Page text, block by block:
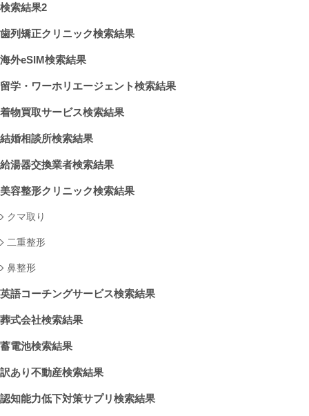
検索結果2
歯列矯正クリニック検索結果
海外eSIM検索結果
留学・ワーホリエージェント検索結果
着物買取サービス検索結果
結婚相談所検索結果
給湯器交換業者検索結果
美容整形クリニック検索結果
クマ取り
二重整形
鼻整形
英語コーチングサービス検索結果
葬式会社検索結果
蓄電池検索結果
訳あり不動産検索結果
認知能力低下対策サプリ検索結果